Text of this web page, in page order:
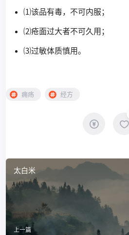
⑴该品有毒，不可内服；
⑵疮面过大者不可久用；
⑶过敏体质慎用。
痈疡 经方
太白米
上一篇